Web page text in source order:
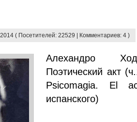
( Посетителей: 22529 | Комментариев: 4 )
Алехандро
Поэтический акт
Psicomagia. El
испанского)